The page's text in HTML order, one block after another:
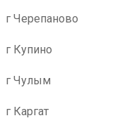
г Черепаново
г Купино
г Чулым
г Каргат